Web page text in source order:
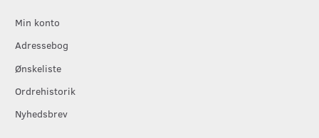
Min konto
Adressebog
Ønskeliste
Ordrehistorik
Nyhedsbrev